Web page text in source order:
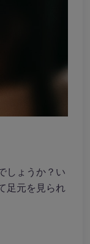
しょうか？い
足元を見られ